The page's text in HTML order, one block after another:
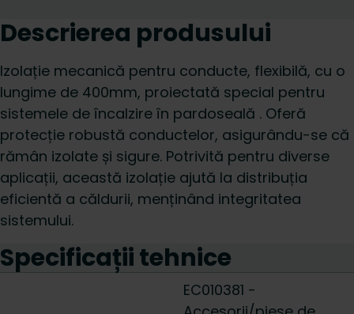
Descrierea produsului
Izolație mecanică pentru conducte, flexibilă, cu o
lungime de 400mm, proiectată special pentru
sistemele de încalzire în pardoseală . Oferă
protecție robustă conductelor, asigurându-se că
rămân izolate și sigure. Potrivită pentru diverse
aplicații, această izolație ajută la distribuția
eficientă a căldurii, menținând integritatea
sistemului.
Specificații tehnice
EC010381 -